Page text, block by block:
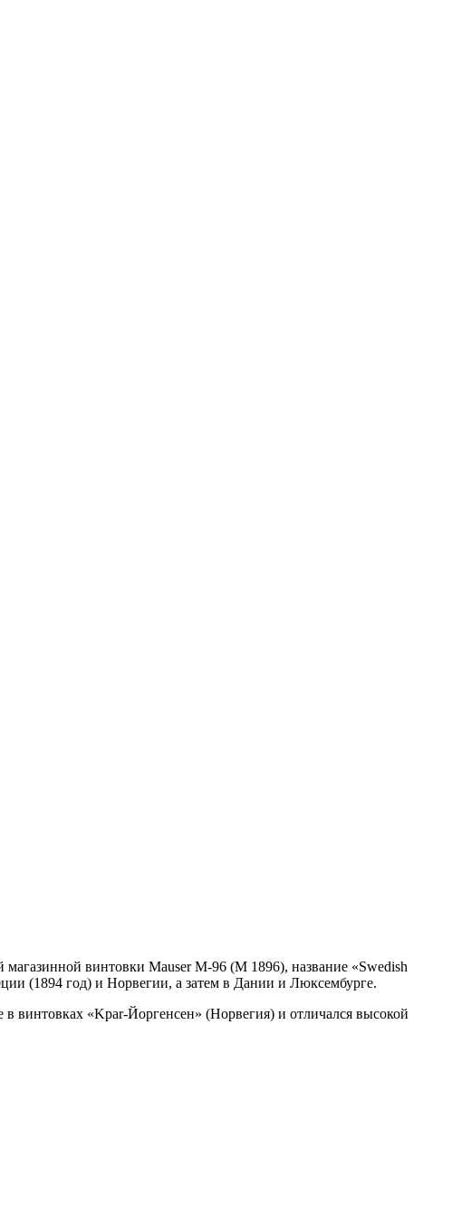
магазинной винтовки Mauser M-96 (М 1896), название «Swedish
(1894 год) и Норвегии, а затем в Дании и Люксембурге.
винтовках «Kpar-Йоргенсен» (Норвегия) и отличался высокой